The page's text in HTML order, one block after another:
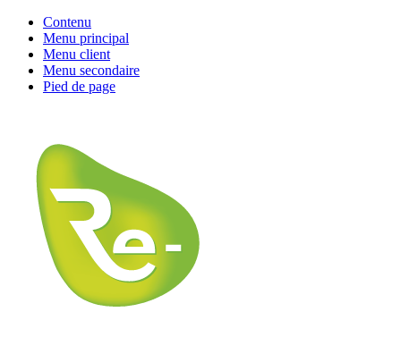
Contenu
Menu principal
Menu client
Menu secondaire
Pied de page